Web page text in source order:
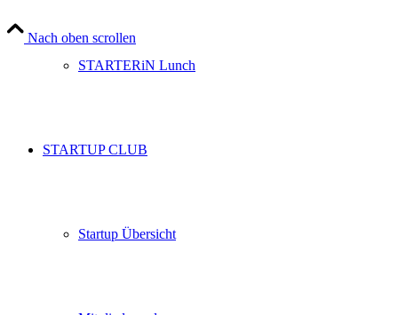
STARTERiN Lunch
STARTUP CLUB
Startup Übersicht
Nach oben scrollen